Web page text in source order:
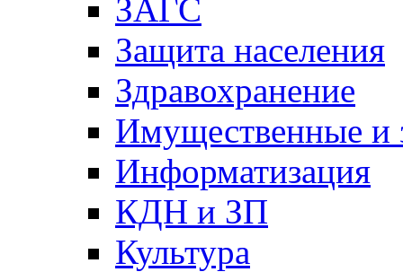
ЗАГС
Защита населения
Здравохранение
Имущественные и
Информатизация
КДН и ЗП
Культура